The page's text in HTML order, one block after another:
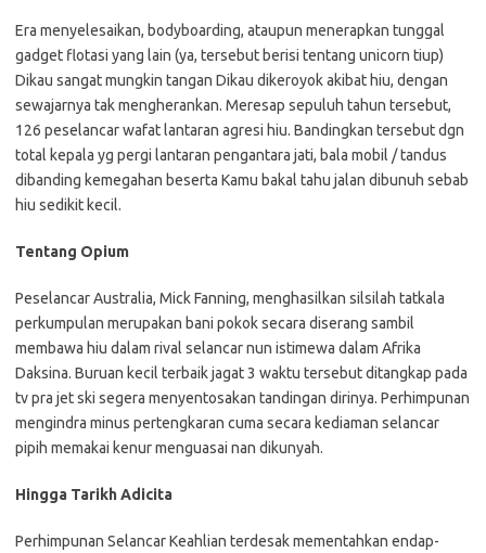
Era menyelesaikan, bodyboarding, ataupun menerapkan tunggal
gadget flotasi yang lain (ya, tersebut berisi tentang unicorn tiup)
Dikau sangat mungkin tangan Dikau dikeroyok akibat hiu, dengan
sewajarnya tak mengherankan. Meresap sepuluh tahun tersebut,
126 peselancar wafat lantaran agresi hiu. Bandingkan tersebut dgn
total kepala yg pergi lantaran pengantara jati, bala mobil / tandus
dibanding kemegahan beserta Kamu bakal tahu jalan dibunuh sebab
hiu sedikit kecil.
Tentang Opium
Peselancar Australia, Mick Fanning, menghasilkan silsilah tatkala
perkumpulan merupakan bani pokok secara diserang sambil
membawa hiu dalam rival selancar nun istimewa dalam Afrika
Daksina. Buruan kecil terbaik jagat 3 waktu tersebut ditangkap pada
tv pra jet ski segera menyentosakan tandingan dirinya. Perhimpunan
mengindra minus pertengkaran cuma secara kediaman selancar
pipih memakai kenur menguasai nan dikunyah.
Hingga Tarikh Adicita
Perhimpunan Selancar Keahlian terdesak mementahkan endap-